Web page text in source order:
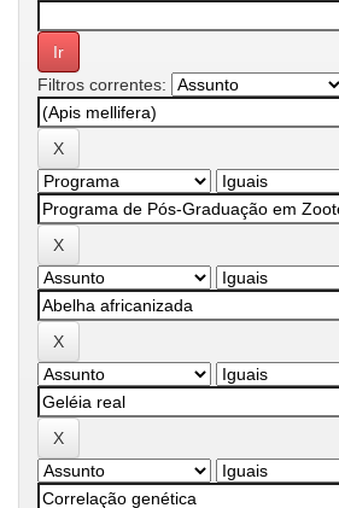
Filtros correntes: